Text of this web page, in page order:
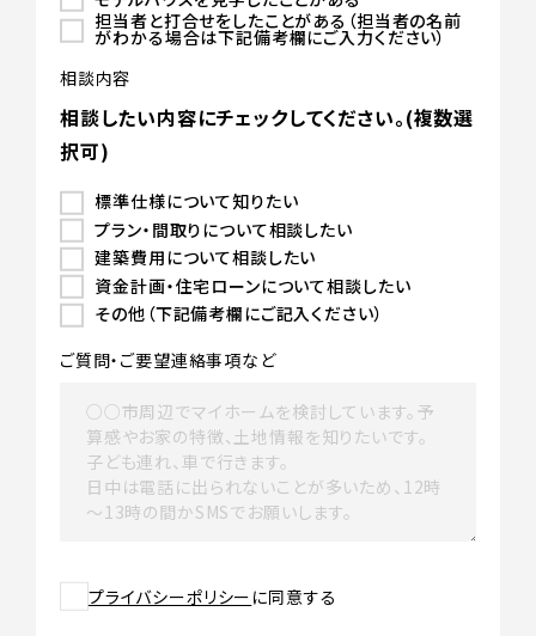
担当者と打合せをしたことがある（担当者の名前
がわかる場合は下記備考欄にご入力ください）
相談内容
相談したい内容にチェックしてください。(複数選
択可)
標準仕様について知りたい
プラン・間取りについて相談したい
建築費用について相談したい
資金計画・住宅ローンについて相談したい
その他（下記備考欄にご記入ください）
ご質問・ご要望連絡事項など
プライバシーポリシー に同意する